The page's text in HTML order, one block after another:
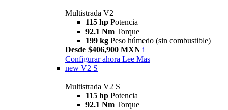
Multistrada V2
115 hp Potencia
92.1 Nm Torque
199 kg Peso húmedo (sin combustible)
Desde $406,900 MXN i
Configurar ahora Lee Mas
new V2 S
Multistrada V2 S
115 hp Potencia
92.1 Nm Torque